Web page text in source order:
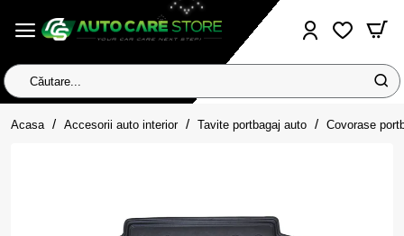
Căutare...
Acasa homeAccesorii auto interior Tavite portbagaj auto Covorase